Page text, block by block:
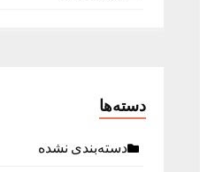
دسته‌ها
دسته‌بندی نشده